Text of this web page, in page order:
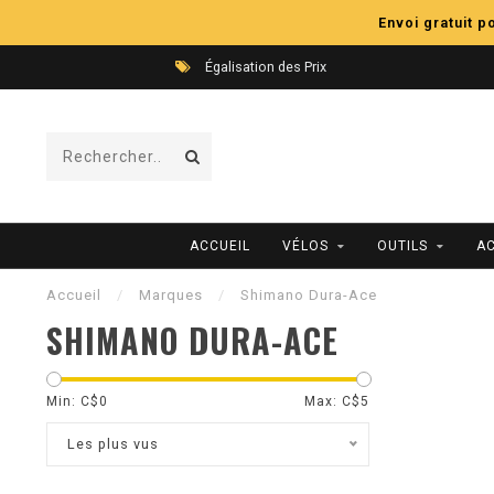
Envoi gratuit
Égalisation des Prix
ACCUEIL VÉLOS OUTILS
Accueil / Marques / Shimano Dura-Ace
SHIMANO DURA-ACE
Min: C$0 Max: C$5
Les plus vus